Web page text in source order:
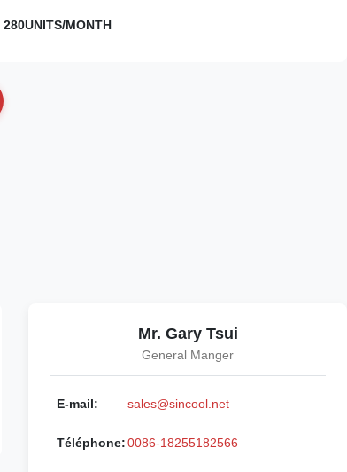
280UNITS/MONTH
Mr. Gary Tsui
General Manger
E-mail: sales@sincool.net
Téléphone:0086-18255182566